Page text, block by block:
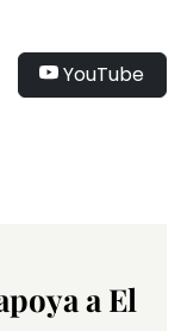
YouTube
a El